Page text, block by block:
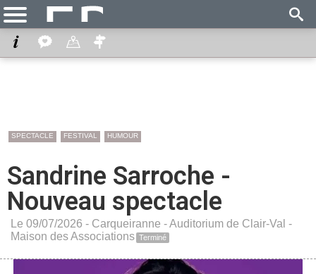
SPECTACLE FESTIVAL HUMOUR
Sandrine Sarroche -
Nouveau spectacle
Le 09/07/2026 - Carqueiranne -Auditorium de Clair-Val -
Maison des Associations Terminé